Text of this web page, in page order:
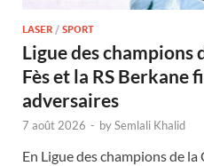
LASER / SPORT
Ligue des champions
Fès et la RS Berkane
adversaires
7 août 2026 - bySemlali Khalid
En Ligue des champions de